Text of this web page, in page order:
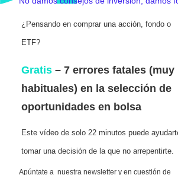
¿Pensando en comprar una acción, fondo o
ETF?
Gratis – 7 errores fatales (muy
habituales) en la selección de
oportunidades en bolsa
Este vídeo de solo 22 minutos puede
tomar una decisión de la que no arrepentirte.
Apúntate a nuestra newsletter y en cuestión de